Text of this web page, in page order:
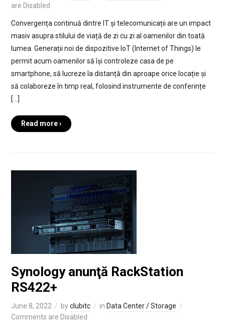
are Disabled
Convergența continuă dintre IT și telecomunicații are un impact
masiv asupra stilului de viață de zi cu zi al oamenilor din toată
lumea. Generații noi de dispozitive IoT (Internet of Things) le
permit acum oamenilor să își controleze casa de pe
smartphone, să lucreze la distanță din aproape orice locație și
să colaboreze în timp real, folosind instrumente de conferințe
[…]
Read more ›
Synology anunţă RackStation
RS422+
June 8, 2022 byclubitc in Data Center / Storage
Comments are Disabled